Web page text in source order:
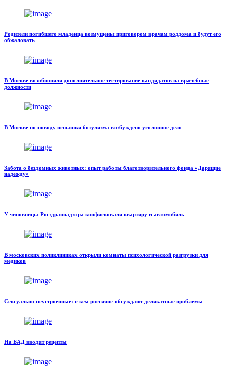
Родители погибшего младенца возмущены приговором врачам роддома и будут его
обжаловать
В Москве возобновили дополнительное тестирование кандидатов на врачебные
должности
В Москве по поводу вспышки ботулизма возбуждено уголовное дело
Забота о бездомных животных: опыт работы благотворительного фонда «Дарящие
надежду»
У чиновницы Росздравнадзора конфисковали квартиру и автомобиль
В московских поликлиниках открыли комнаты психологической разгрузки для
медиков
Сексуально неустроенные: с кем россияне обсуждают деликатные проблемы
На БАД вводят рецепты